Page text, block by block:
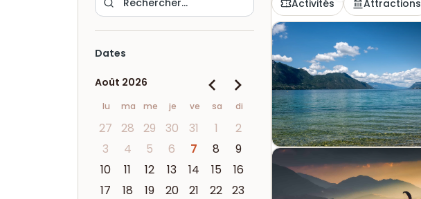
Dates
Août 2026
lu ma me je ve sa di
27 28 29 30 31 1
2
3
4 5 6 7 8
9
10
11 12 13 14 15
16
17
18 19 20 21 22
23
Activités
Attractions